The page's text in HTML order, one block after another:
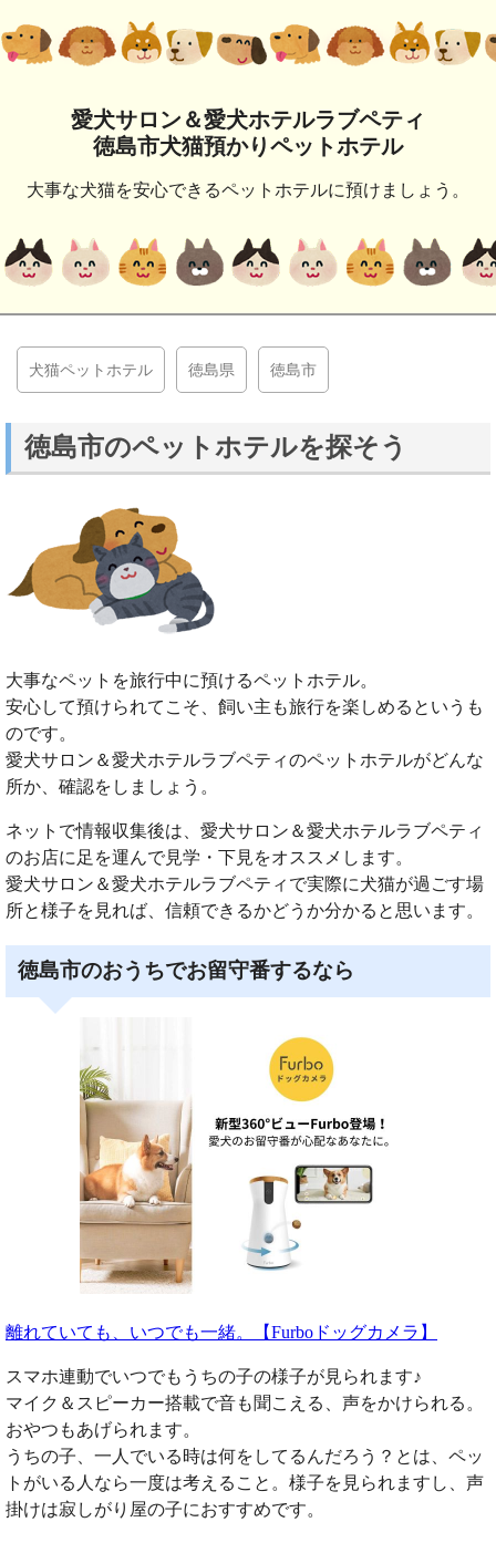
愛犬サロン＆愛犬ホテルラブペティ
徳島市犬猫預かりペットホテル
大事な犬猫を安心できるペットホテルに預けましょう。
犬猫ペットホテル 徳島県 徳島市
徳島市のペットホテルを探そう
大事なペットを旅行中に預けるペットホテル。
安心して預けられてこそ、飼い主も旅行を楽しめるというも
のです。
愛犬サロン＆愛犬ホテルラブペティのペットホテルがどんな
所か、確認をしましょう。
ネットで情報収集後は、愛犬サロン＆愛犬ホテルラブペティ
のお店に足を運んで見学・下見をオススメします。
愛犬サロン＆愛犬ホテルラブペティで実際に犬猫が過ごす場
所と様子を見れば、信頼できるかどうか分かると思います。
徳島市のおうちでお留守番するなら
離れていても、いつでも一緒。【Furboドッグカメラ】
スマホ連動でいつでもうちの子の様子が見られます♪
マイク＆スピーカー搭載で音も聞こえる、声をかけられる。
おやつもあげられます。
うちの子、一人でいる時は何をしてるんだろう？とは、ペッ
トがいる人なら一度は考えること。様子を見られますし、声
掛けは寂しがり屋の子におすすめです。